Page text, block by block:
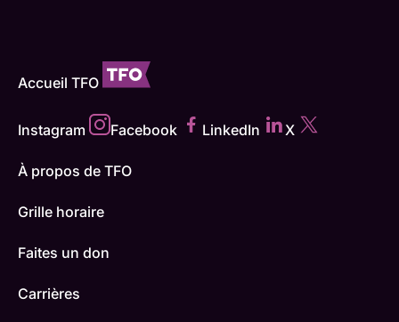
Accueil TFO
Instagram Facebook LinkedIn X
À propos de TFO
Grille horaire
Faites un don
Carrières